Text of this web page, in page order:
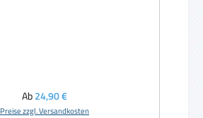
Regulärer Preis:
Ab24,90 €
Preise zzgl. Versandkosten